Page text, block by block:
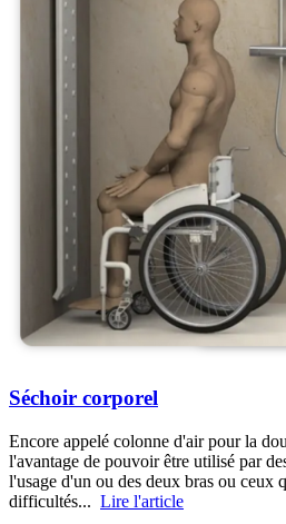
Séchoir corporel
Encore appelé colonne d'air pour la
l'avantage de pouvoir être utilisé par
l'usage d'un ou des deux bras ou ceux
difficultés... Lire l'article